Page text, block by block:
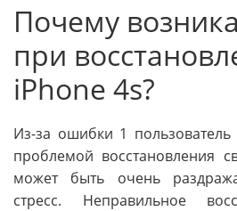
Почему
при
iPhone 4s?
Из-за ошибки 1 пользователь
проблемой восстановления
может быть очень
стресс. Неправильное